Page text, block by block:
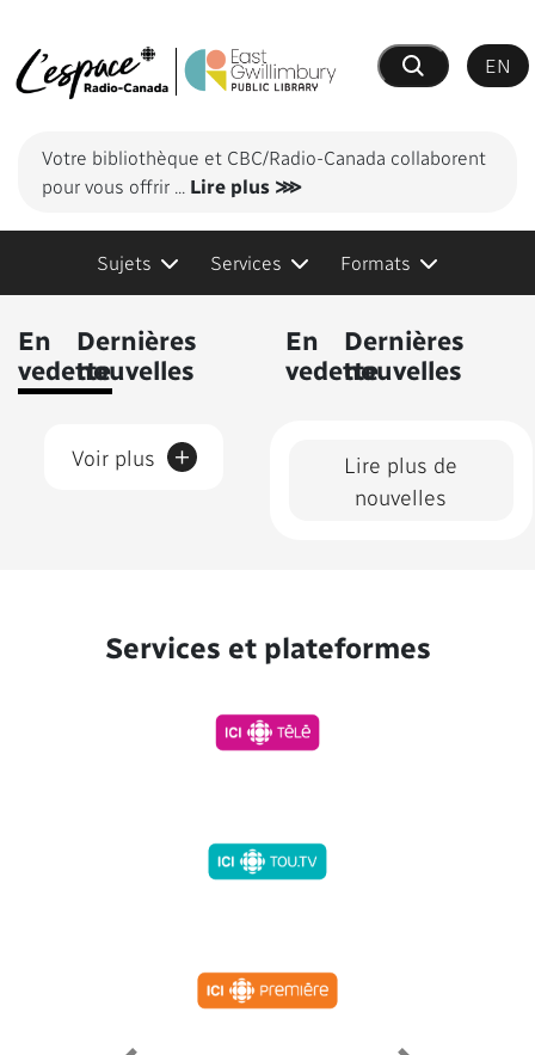
Recherche
EN
Votre bibliothèque et CBC/Radio-Canada collaborent
pour vous offrir ... Lire plus ⋙
Sujets Services Formats
En
vedette
Dernières
nouvelles
Lire plus de
nouvelles
En
vedette
Dernières
nouvelles
Voir plus +
Services et plateformes